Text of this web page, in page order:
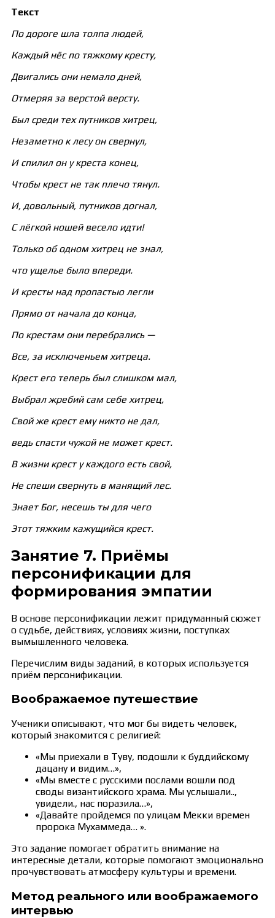
Текст
По дороге шла толпа людей,
Каждый нёс по тяжкому кресту,
Двигались они немало дней,
Отмеряя за верстой версту.
Был среди тех путников хитрец,
Незаметно к лесу он свернул,
И спилил он у креста конец,
Чтобы крест не так плечо тянул.
И, довольный, путников догнал,
С лёгкой ношей весело идти!
Только об одном хитрец не знал,
что ущелье было впереди.
И кресты над пропастью легли
Прямо от начала до конца,
По крестам они перебрались —
Все, за исключеньем хитреца.
Крест его теперь был слишком мал,
Выбрал жребий сам себе хитрец,
Свой же крест ему никто не дал,
ведь спасти чужой не может крест.
В жизни крест у каждого есть свой,
Не спеши свернуть в манящий лес.
Знает Бог, несешь ты для чего
Этот тяжким кажущийся крест.
Занятие 7. Приёмы
персонификации для
формирования эмпатии
В основе персонификации лежит придуманный сюжет
о судьбе, действиях, условиях жизни, поступках
вымышленного человека.
Перечислим виды заданий, в которых используется
приём персонификации.
Воображаемое путешествие
Ученики описывают, что мог бы видеть человек,
который знакомится с религией:
«Мы приехали в Туву, подошли к буддийскому
дацану и видим…»,
«Мы вместе с русскими послами вошли под
своды византийского храма. Мы услышали..,
увидели., нас поразила…»,
«Давайте пройдемся по улицам Мекки времен
пророка Мухаммеда… ».
Это задание помогает обратить внимание на
интересные детали, которые помогают эмоционально
прочувствовать атмосферу культуры и времени.
Метод реального или воображаемого
интервью